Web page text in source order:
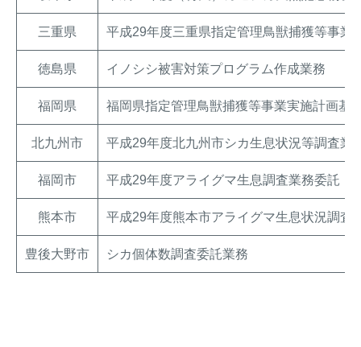
三重県 平成29年度三重県指定管理鳥獣捕獲等事業
徳島県 イノシシ被害対策プログラム作成業務
福岡県 福岡県指定管理鳥獣捕獲等事業実施計画基
北九州市 平成29年度北九州市シカ生息状況等調査業
福岡市 平成29年度アライグマ生息調査業務委託
熊本市 平成29年度熊本市アライグマ生息状況調査
豊後大野市 シカ個体数調査委託業務